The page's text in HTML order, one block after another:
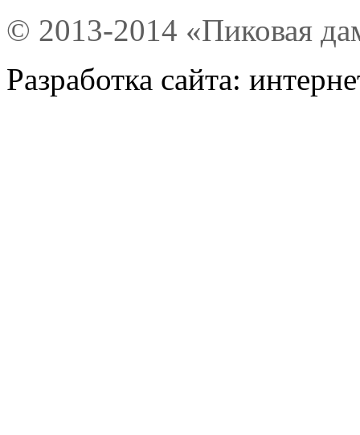
© 2013-2014 «Пиковая
Разработка сайта: